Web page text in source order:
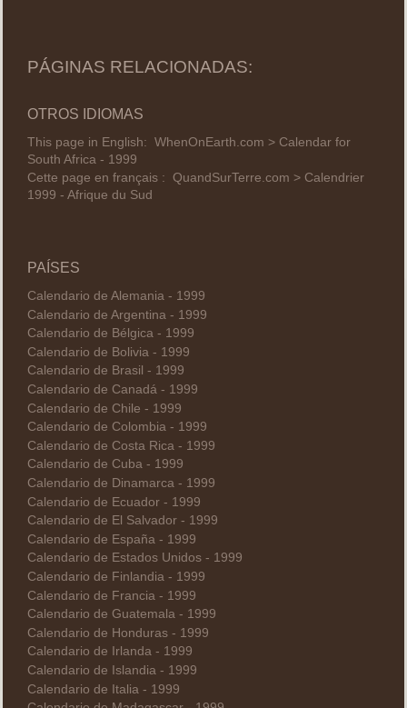
PÁGINAS RELACIONADAS:
OTROS IDIOMAS
This page in English: WhenOnEarth.com > Calendar for
South Africa - 1999
Cette page en français : QuandSurTerre.com > Calendrier
1999 - Afrique du Sud
PAÍSES
Calendario de Alemania - 1999
Calendario de Argentina - 1999
Calendario de Bélgica - 1999
Calendario de Bolivia - 1999
Calendario de Brasil - 1999
Calendario de Canadá - 1999
Calendario de Chile - 1999
Calendario de Colombia - 1999
Calendario de Costa Rica - 1999
Calendario de Cuba - 1999
Calendario de Dinamarca - 1999
Calendario de Ecuador - 1999
Calendario de El Salvador - 1999
Calendario de España - 1999
Calendario de Estados Unidos - 1999
Calendario de Finlandia - 1999
Calendario de Francia - 1999
Calendario de Guatemala - 1999
Calendario de Honduras - 1999
Calendario de Irlanda - 1999
Calendario de Islandia - 1999
Calendario de Italia - 1999